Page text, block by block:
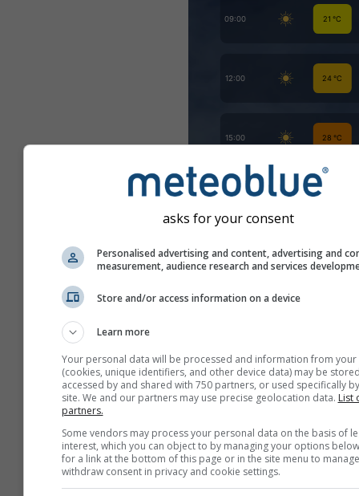
Create una nuova
Più informazioni
asks for your consent
Personalised advertising and content, advertising and
measurement, audience research and services
Store and/or access information on a device
Learn more
Your personal data will be processed and information from your
(cookies, unique identifiers, and other device data) may be
accessed by and shared with 750 partners, or used specifically
site. We and our partners may use precise geolocation data. List
partners.
Some vendors may process your personal data on the basis of
interest, which you can object to by managing your options
for a link at the bottom of this page or in the site menu to
withdraw consent in privacy and cookie settings.